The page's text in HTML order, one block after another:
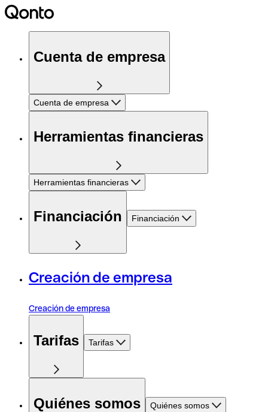
Cuenta de empresa
Cuenta de empresa
Herramientas financieras
Herramientas financieras
Financiación Financiación
Creación de empresa
Creación de empresa
Tarifas Tarifas
Quiénes somos Quiénes somos